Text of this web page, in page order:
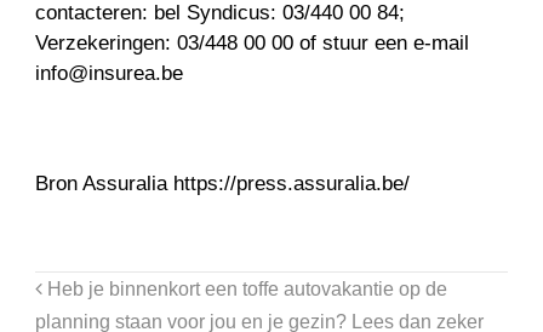
contacteren: bel Syndicus: 03/440 00 84;
Verzekeringen: 03/448 00 00 of stuur een e-mail
info@insurea.be
Bron Assuralia https://press.assuralia.be/
Heb je binnenkort een toffe autovakantie op de
planning staan voor jou en je gezin? Lees dan zeker